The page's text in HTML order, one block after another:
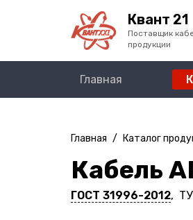
Квант 21
Поставщик
продукции
Главная
Главная / Каталог
Кабель
ГОСТ 31996-2012,